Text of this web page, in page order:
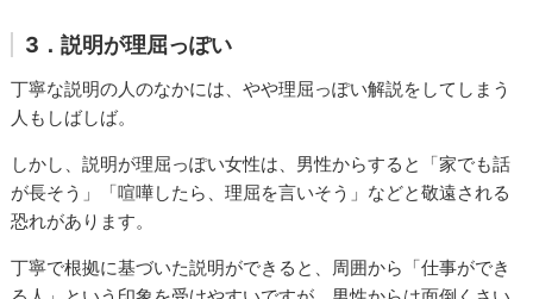
3．説明が理屈っぽい
丁寧な説明の人のなかには、やや理屈っぽい解説をしてしまう
人もしばしば。
しかし、説明が理屈っぽい女性は、男性からすると「家でも話
が長そう」「喧嘩したら、理屈を言いそう」などと敬遠される
恐れがあります。
丁寧で根拠に基づいた説明ができると、周囲から「仕事ができ